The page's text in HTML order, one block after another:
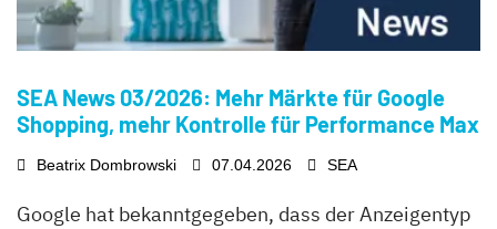
SEA News 03/2026: Mehr Märkte für Google
Shopping, mehr Kontrolle für Performance Max
Beatrix Dombrowski 07.04.2026 SEA
Google hat bekanntgegeben, dass der Anzeigentyp